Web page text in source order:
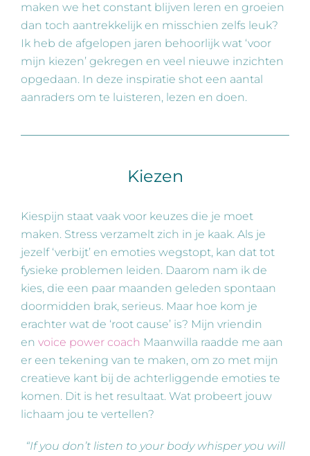
maken we het constant blijven leren en groeien
dan toch aantrekkelijk en misschien zelfs leuk?
Ik heb de afgelopen jaren behoorlijk wat ‘voor
mijn kiezen’ gekregen en veel nieuwe inzichten
opgedaan. In deze inspiratie shot een aantal
aanraders om te luisteren, lezen en doen.
Kiezen
Kiespijn staat vaak voor keuzes die je moet
maken. Stress verzamelt zich in je kaak. Als je
jezelf ‘verbijt’ en emoties wegstopt, kan dat tot
fysieke problemen leiden. Daarom nam ik de
kies, die een paar maanden geleden spontaan
doormidden brak, serieus. Maar hoe kom je
erachter wat de ‘root cause’ is? Mijn vriendin
en voice power coach Maanwilla raadde me aan
er een tekening van te maken, om zo met mijn
creatieve kant bij de achterliggende emoties te
komen. Dit is het resultaat. Wat probeert jouw
lichaam jou te vertellen?
“If you don’t listen to your body whisper you will